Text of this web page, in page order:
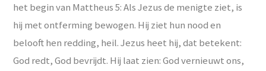
het begin van Mattheus 5: Als Jezus de menigte ziet, is
hij met ontferming bewogen. Hij ziet hun nood en
belooft hen redding, heil. Jezus heet hij, dat betekent:
God redt, God bevrijdt. Hij laat zien: God vernieuwt ons,